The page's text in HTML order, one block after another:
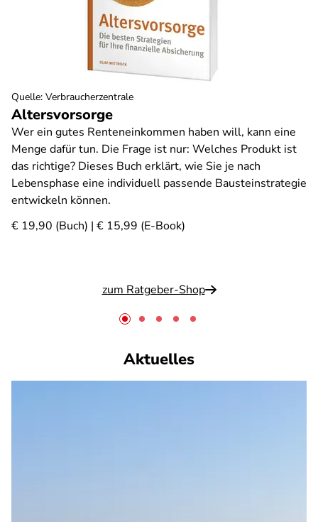
Altersvorsorge
Wer ein gutes Renteneinkommen haben will, kann eine
Menge dafür tun. Die Frage ist nur: Welches Produkt ist
das richtige? Dieses Buch erklärt, wie Sie je nach
Lebensphase eine individuell passende Bausteinstrategie
entwickeln können.
€ 19,90 (Buch) | € 15,99 (E-Book)
zum Ratgeber-Shop
Quelle: Verbraucherzentrale
Aktuelles